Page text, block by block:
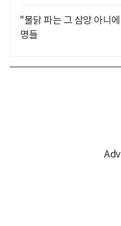
"불닭 파는 그 삼양 아니
명들